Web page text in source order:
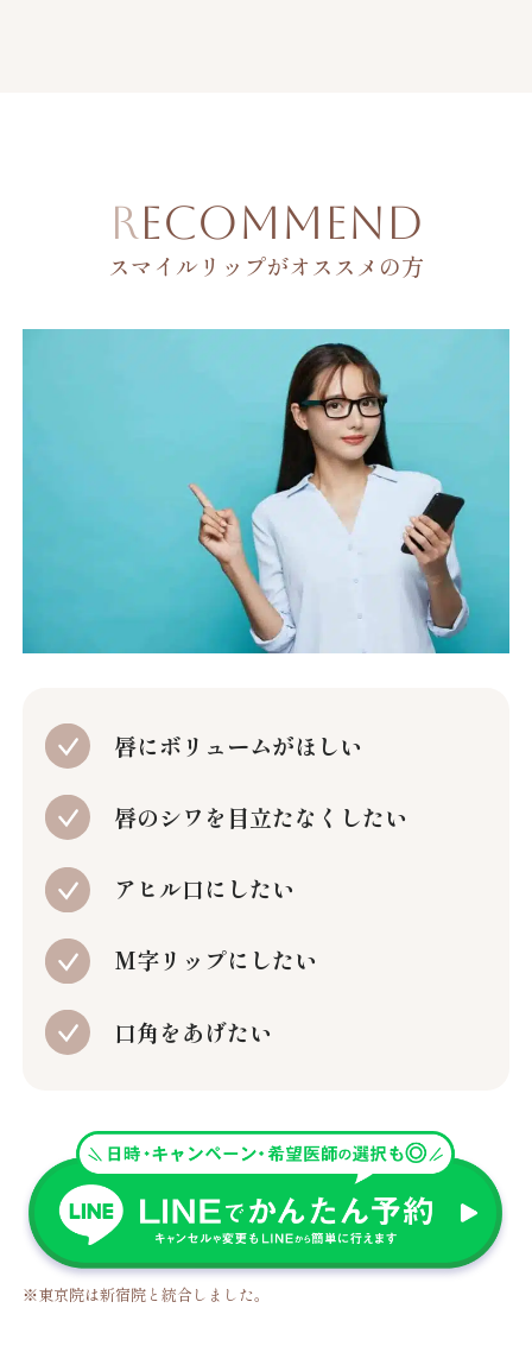
RECOMMEND
スマイルリップがオススメの方
唇にボリュームがほしい
唇のシワを目立たなくしたい
アヒル口にしたい
M字リップにしたい
口角をあげたい
※東京院は新宿院と統合しました。